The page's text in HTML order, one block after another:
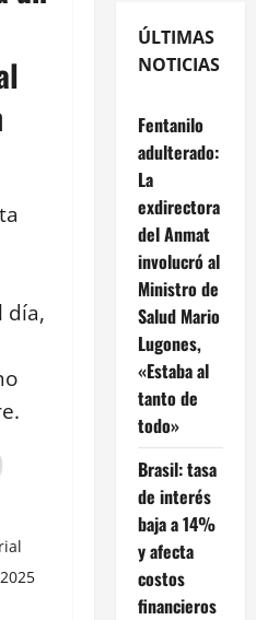
día,
ÚLTIMAS
NOTICIAS
Fentanilo
adulterado:
La
exdirectora
del Anmat
involucró al
Ministro de
Salud Mario
Lugones,
«Estaba al
tanto de
todo»
Brasil: tasa
de interés
baja a 14%
y afecta
costos
financieros